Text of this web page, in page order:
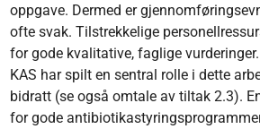
oppgave. Dermed er
ofte svak. Tilstrekkelige
for gode kvalitative, faglige vurderinger.
KAS har spilt en sentral rolle i dette
bidratt (se også omtale av tiltak 2.3).
for gode